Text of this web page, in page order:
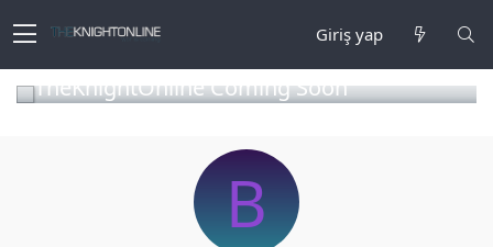
Giriş yap
TheKnightOnline Coming Soon
B